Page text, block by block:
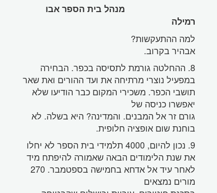
מנהל בית הספר אבו
רמילה
למה ההתעקשות?
אבהיר בקרוב.
8. ההחלטה גורמת לתסיסה בכפר. הבחירה
במפעיל נוצרי מרתיחה את ועד ההורים ואת שאר
תושבי הכפר. משכירי המקום כבר הודיעו שלא
יאפשרו כניסה של
גורם זר אל המבנים. והמדינה? היא בשלה. לא
בוחנת שום אופציה חלופית.
9. נכון להיום, 4000 תלמידי בית הספר לא יחלו
את שנת הלימודים הבאה שאמורה להיפתח מיד
לאחר עיד אל אדחא בחמישה בספטמבר. 270
מורים נמצאים